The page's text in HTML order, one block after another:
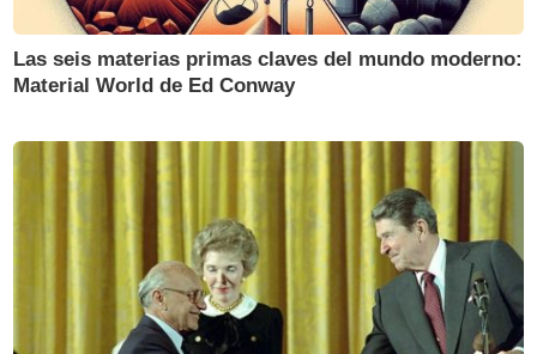
Las seis materias primas claves del mundo moderno:
Material World de Ed Conway